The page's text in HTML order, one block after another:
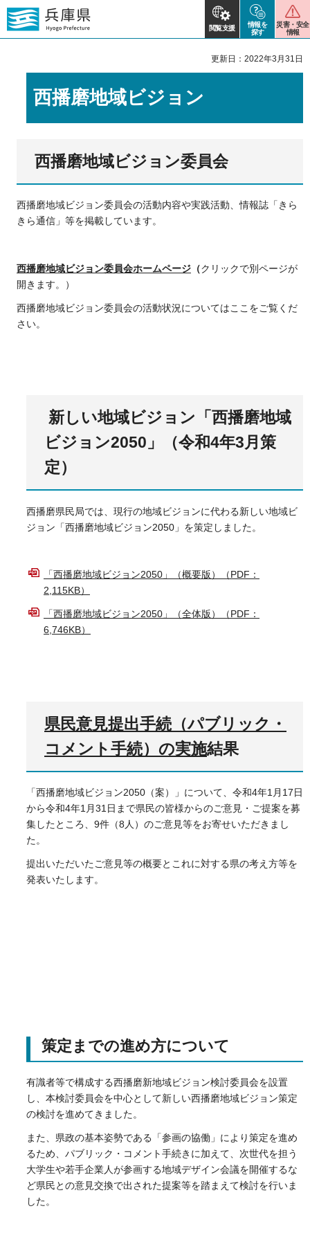
閲覧支援
情報を
探す
災害・安全
情報
更新日：2022年3月31日
西播磨地域ビジョン
西播磨地域ビジョン委員会
西播磨地域ビジョン委員会の活動内容や実践活動、情報誌「きら
きら通信」等を掲載しています。
西播磨地域ビジョン委員会ホームページ （クリックで別ページが
開きます。）
西播磨地域ビジョン委員会の活動状況についてはここをご覧くだ
さい。
新しい地域ビジョン「西播磨地域
ビジョン2050」（令和4年3月策
定）
西播磨県民局では、現行の地域ビジョンに代わる新しい地域ビ
ジョン「西播磨地域ビジョン2050」を策定しました。
「西播磨地域ビジョン2050」（概要版）（PDF：
2,115KB）
「西播磨地域ビジョン2050」（全体版）（PDF：
6,746KB）
県民意見提出手続（パブリック・
コメント手続）の実施結果
「西播磨地域ビジョン2050（案）」について、令和4年1月17日
から令和4年1月31日まで県民の皆様からのご意見・ご提案を募
集したところ、9件（8人）のご意見等をお寄せいただきまし
た。
提出いただいたご意見等の概要とこれに対する県の考え方等を
発表いたします。
策定までの進め方について
有識者等で構成する西播磨新地域ビジョン検討委員会を設置
し、本検討委員会を中心として新しい西播磨地域ビジョン策定
の検討を進めてきました。
また、県政の基本姿勢である「参画の協働」により策定を進め
るため、パブリック・コメント手続きに加えて、次世代を担う
大学生や若手企業人が参画する地域デザイン会議を開催するな
ど県民との意見交換で出された提案等を踏まえて検討を行いま
した。